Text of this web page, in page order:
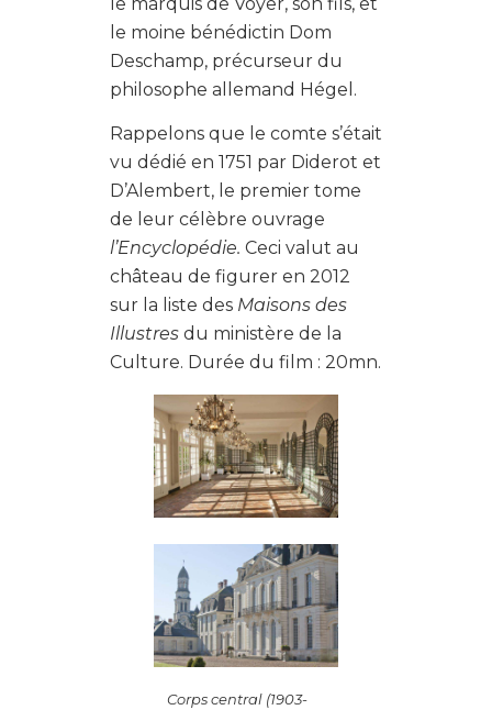
le moine bénédictin Dom
Deschamp, précurseur du
philosophe allemand Hégel.
Rappelons que le comte s’était
vu dédié en 1751 par Diderot et
D’Alembert, le premier tome
de leur célèbre ouvrage
l’Encyclopédie. Ceci valut au
château de figurer en 2012
sur la liste des Maisons des
Illustres du ministère de la
Culture. Durée du film : 20mn.
Corps central (1903-